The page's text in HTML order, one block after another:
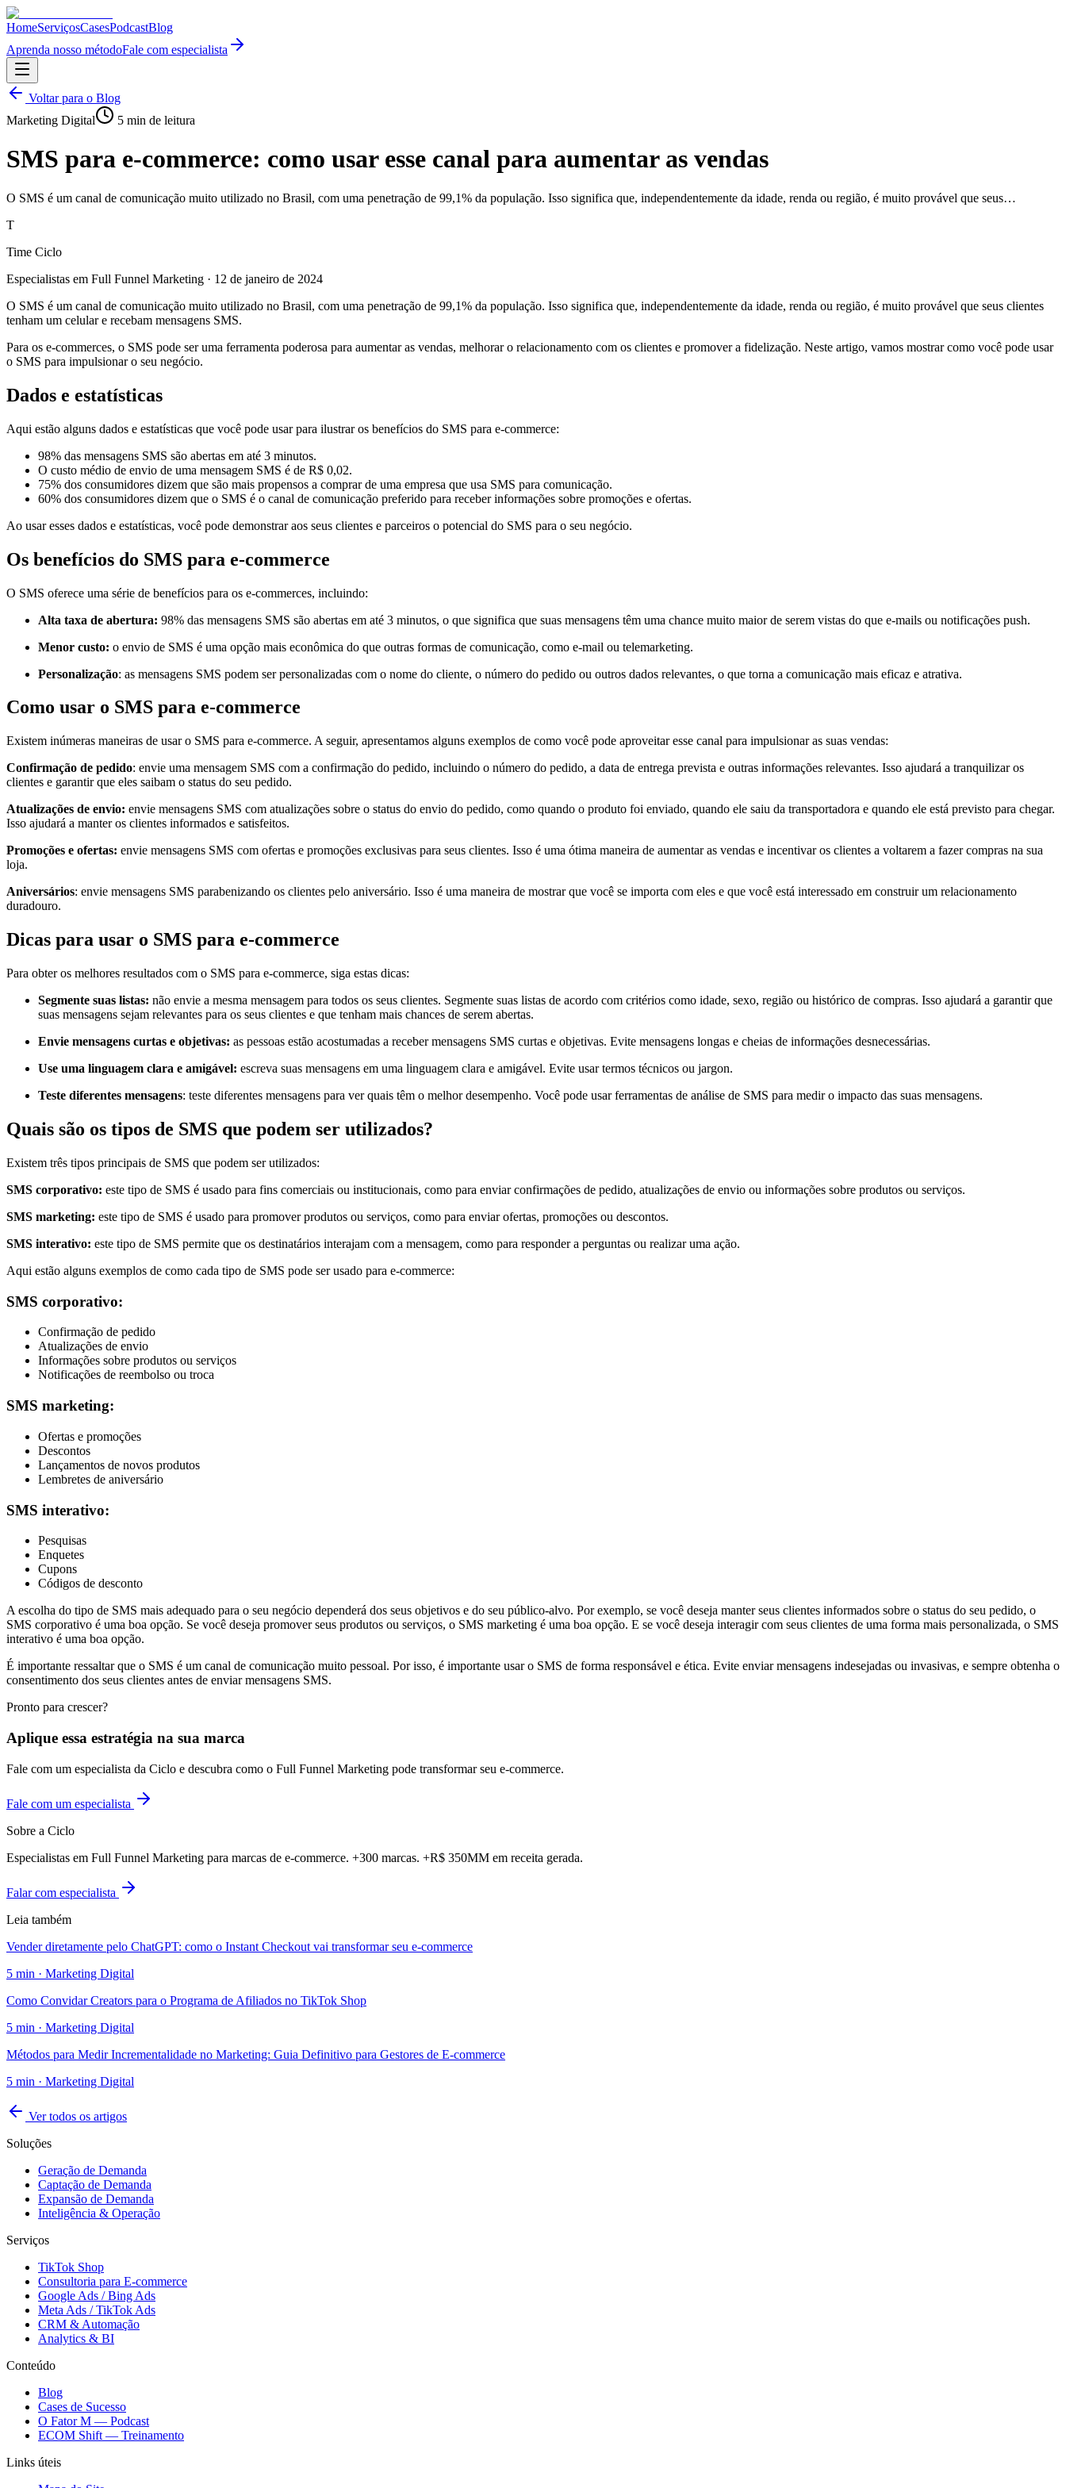
HomeServiçosCasesPodcastBlog
Aprenda nosso métodoFale com especialista
Voltar para o Blog
Marketing Digital
5 min de leitura
SMS para e-commerce: como usar esse canal para aumentar as vendas
O SMS é um canal de comunicação muito utilizado no Brasil, com uma penetração de 99,1% da população. Isso significa que, independentemente da idade, renda ou região, é muito provável que seus…
T
Time Ciclo
Especialistas em Full Funnel Marketing · 12 de janeiro de 2024
O SMS é um canal de comunicação muito utilizado no Brasil, com uma penetração de 99,1% da população. Isso significa que, independentemente da idade, renda ou região, é muito provável que seus clientes
tenham um celular e recebam mensagens SMS.
Para os e-commerces, o SMS pode ser uma ferramenta poderosa para aumentar as vendas, melhorar o relacionamento com os clientes e promover a fidelização. Neste artigo, vamos mostrar como você pode usar
o SMS para impulsionar o seu negócio.
Dados e estatísticas
Aqui estão alguns dados e estatísticas que você pode usar para ilustrar os benefícios do SMS para e-commerce:
98% das mensagens SMS são abertas em até 3 minutos.
O custo médio de envio de uma mensagem SMS é de R$ 0,02.
75% dos consumidores dizem que são mais propensos a comprar de uma empresa que usa SMS para comunicação.
60% dos consumidores dizem que o SMS é o canal de comunicação preferido para receber informações sobre promoções e ofertas.
Ao usar esses dados e estatísticas, você pode demonstrar aos seus clientes e parceiros o potencial do SMS para o seu negócio.
Os benefícios do SMS para e-commerce
O SMS oferece uma série de benefícios para os e-commerces, incluindo:
Alta taxa de abertura: 98% das mensagens SMS são abertas em até 3 minutos, o que significa que suas mensagens têm uma chance muito maior de serem vistas do que e-mails ou notificações push.
Menor custo: o envio de SMS é uma opção mais econômica do que outras formas de comunicação, como e-mail ou telemarketing.
Personalização: as mensagens SMS podem ser personalizadas com o nome do cliente, o número do pedido ou outros dados relevantes, o que torna a comunicação mais eficaz e atrativa.
Como usar o SMS para e-commerce
Existem inúmeras maneiras de usar o SMS para e-commerce. A seguir, apresentamos alguns exemplos de como você pode aproveitar esse canal para impulsionar as suas vendas:
Confirmação de pedido: envie uma mensagem SMS com a confirmação do pedido, incluindo o número do pedido, a data de entrega prevista e outras informações relevantes. Isso ajudará a tranquilizar os
clientes e garantir que eles saibam o status do seu pedido.
Atualizações de envio: envie mensagens SMS com atualizações sobre o status do envio do pedido, como quando o produto foi enviado, quando ele saiu da transportadora e quando ele está previsto para chegar.
Isso ajudará a manter os clientes informados e satisfeitos.
Promoções e ofertas: envie mensagens SMS com ofertas e promoções exclusivas para seus clientes. Isso é uma ótima maneira de aumentar as vendas e incentivar os clientes a voltarem a fazer compras na sua
loja.
Aniversários: envie mensagens SMS parabenizando os clientes pelo aniversário. Isso é uma maneira de mostrar que você se importa com eles e que você está interessado em construir um relacionamento
duradouro.
Dicas para usar o SMS para e-commerce
Para obter os melhores resultados com o SMS para e-commerce, siga estas dicas:
Segmente suas listas: não envie a mesma mensagem para todos os seus clientes. Segmente suas listas de acordo com critérios como idade, sexo, região ou histórico de compras. Isso ajudará a garantir que
suas mensagens sejam relevantes para os seus clientes e que tenham mais chances de serem abertas.
Envie mensagens curtas e objetivas: as pessoas estão acostumadas a receber mensagens SMS curtas e objetivas. Evite mensagens longas e cheias de informações desnecessárias.
Use uma linguagem clara e amigável: escreva suas mensagens em uma linguagem clara e amigável. Evite usar termos técnicos ou jargon.
Teste diferentes mensagens: teste diferentes mensagens para ver quais têm o melhor desempenho. Você pode usar ferramentas de análise de SMS para medir o impacto das suas mensagens.
Quais são os tipos de SMS que podem ser utilizados?
Existem três tipos principais de SMS que podem ser utilizados:
SMS corporativo: este tipo de SMS é usado para fins comerciais ou institucionais, como para enviar confirmações de pedido, atualizações de envio ou informações sobre produtos ou serviços.
SMS marketing: este tipo de SMS é usado para promover produtos ou serviços, como para enviar ofertas, promoções ou descontos.
SMS interativo: este tipo de SMS permite que os destinatários interajam com a mensagem, como para responder a perguntas ou realizar uma ação.
Aqui estão alguns exemplos de como cada tipo de SMS pode ser usado para e-commerce:
SMS corporativo:
Confirmação de pedido
Atualizações de envio
Informações sobre produtos ou serviços
Notificações de reembolso ou troca
SMS marketing:
Ofertas e promoções
Descontos
Lançamentos de novos produtos
Lembretes de aniversário
SMS interativo:
Pesquisas
Enquetes
Cupons
Códigos de desconto
A escolha do tipo de SMS mais adequado para o seu negócio dependerá dos seus objetivos e do seu público-alvo. Por exemplo, se você deseja manter seus clientes informados sobre o status do seu pedido, o
SMS corporativo é uma boa opção. Se você deseja promover seus produtos ou serviços, o SMS marketing é uma boa opção. E se você deseja interagir com seus clientes de uma forma mais personalizada, o SMS
interativo é uma boa opção.
É importante ressaltar que o SMS é um canal de comunicação muito pessoal. Por isso, é importante usar o SMS de forma responsável e ética. Evite enviar mensagens indesejadas ou invasivas, e sempre obtenha o
consentimento dos seus clientes antes de enviar mensagens SMS.
Pronto para crescer?
Aplique essa estratégia na sua marca
Fale com um especialista da Ciclo e descubra como o Full Funnel Marketing pode transformar seu e-commerce.
Fale com um especialista
Sobre a Ciclo
Especialistas em Full Funnel Marketing para marcas de e-commerce. +300 marcas. +R$ 350MM em receita gerada.
Falar com especialista
Leia também
Vender diretamente pelo ChatGPT: como o Instant Checkout vai transformar seu e-commerce
5 min · Marketing Digital
Como Convidar Creators para o Programa de Afiliados no TikTok Shop
5 min · Marketing Digital
Métodos para Medir Incrementalidade no Marketing: Guia Definitivo para Gestores de E-commerce
5 min · Marketing Digital
Ver todos os artigos
Soluções
Geração de Demanda
Captação de Demanda
Expansão de Demanda
Inteligência & Operação
Serviços
TikTok Shop
Consultoria para E-commerce
Google Ads / Bing Ads
Meta Ads / TikTok Ads
CRM & Automação
Analytics & BI
Conteúdo
Blog
Cases de Sucesso
O Fator M — Podcast
ECOM Shift — Treinamento
Links úteis